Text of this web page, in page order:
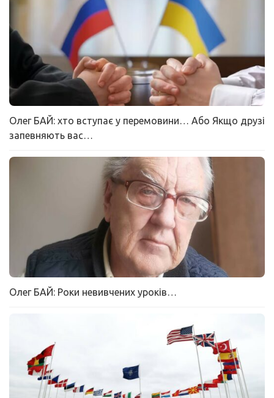
Олег БАЙ: хто вступає у перемовини… Або Якщо друзі
запевняють вас…
Олег БАЙ: Роки невивчених уроків…